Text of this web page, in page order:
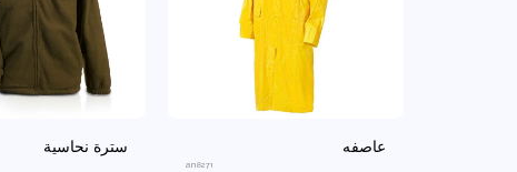
عاصفه
an8271
سترة نحاسية